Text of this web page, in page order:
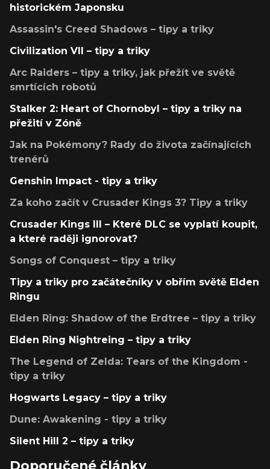
historickém Japonsku
Assassin's Creed Shadows – tipy a triky
Civilization VII – tipy a triky
Arc Raiders – tipy a triky, jak přežít ve světě
smrtících robotů
Stalker 2: Heart of Chornobyl – tipy a triky na
přežití v Zóně
Jak na Pokémony? Rady do života začínajících
trenérů
Genshin Impact - tipy a triky
Za koho začít v Crusader Kings 3? Tipy a triky
Crusader Kings III – Které DLC se vyplatí koupit,
a které raději ignorovat?
Songs of Conquest – tipy a triky
Tipy a triky pro začátečníky v obřím světě Elden
Ringu
Elden Ring: Shadow of the Erdtree – tipy a triky
Elden Ring Nightreing – tipy a triky
The Legend of Zelda: Tears of the Kingdom -
tipy a triky
Hogwarts Legacy – tipy a triky
Dune: Awakening - tipy a triky
Silent Hill 2 – tipy a triky
Doporučené články